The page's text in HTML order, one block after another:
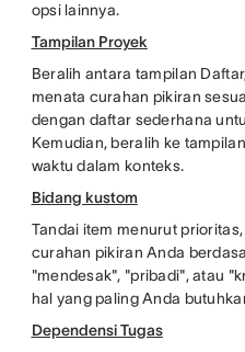
opsi lainnya.
Tampilan Proyek
Beralih antara tampilan
menata curahan pikiran
dengan daftar sederhana
Kemudian, beralih ke
waktu dalam konteks.
Bidang kustom
Tandai item menurut
curahan pikiran Anda
"mendesak", "pribadi", atau
hal yang paling Anda
Dependensi Tugas